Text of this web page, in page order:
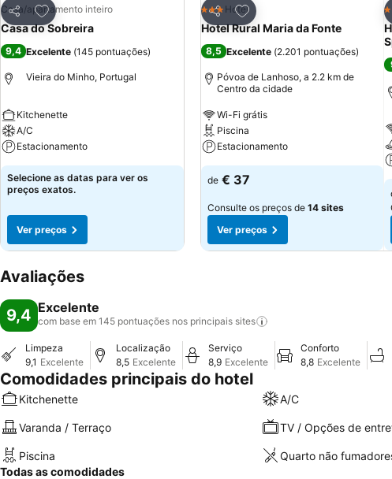
Partilhar
Adicionar aos favoritos
Casa/apartamento inteiro
Casa do Sobreira
9,4 Excelente (145 pontuações)
Vieira do Minho, Portugal
Kitchenette
A/C
Estacionamento
Selecione as datas para ver os
preços exatos.
Ver preços
Partilhar
Adicionar aos favoritos
3 Estrelas
Hotel
Hotel Rural Maria da Fonte
8,5 Excelente (2.201 pontuações)
Póvoa de Lanhoso, a 2.2 km de
Centro da cidade
Wi-Fi grátis
Piscina
Estacionamento
de € 37
Consulte os preços de 14 sites
Ver preços
4
Avaliações
9,4 Excelente
com base em 145 pontuações nos principais sites
Limpeza
9,1 Excelente
Localização
8,5 Excelente
Serviço
8,9 Excelente
Conforto
8,8 Excelente
Comodidades principais do hotel
Kitchenette A/C
Varanda / Terraço TV / Opções de
Piscina
Quarto não
Todas as comodidades